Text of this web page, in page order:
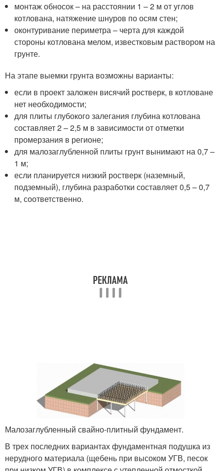
монтаж обносок – на расстоянии 1 – 2 м от углов
котлована, натяжение шнуров по осям стен;
оконтуривание периметра – черта для каждой
стороны котлована мелом, известковым раствором на
грунте.
На этапе выемки грунта возможны варианты:
если в проект заложен висячий ростверк, в котловане
нет необходимости;
для плиты глубокого залегания глубина котлована
составляет 2 – 2,5 м в зависимости от отметки
промерзания в регионе;
для малозаглубленной плиты грунт вынимают на 0,7 –
1 м;
если планируется низкий ростверк (наземный,
подземный), глубина разработки составляет 0,5 – 0,7
м, соответственно.
Малозаглубленный свайно-плитный фундамент.
В трех последних вариантах фундаментная подушка из
нерудного материала (щебень при высоком УГВ, песок